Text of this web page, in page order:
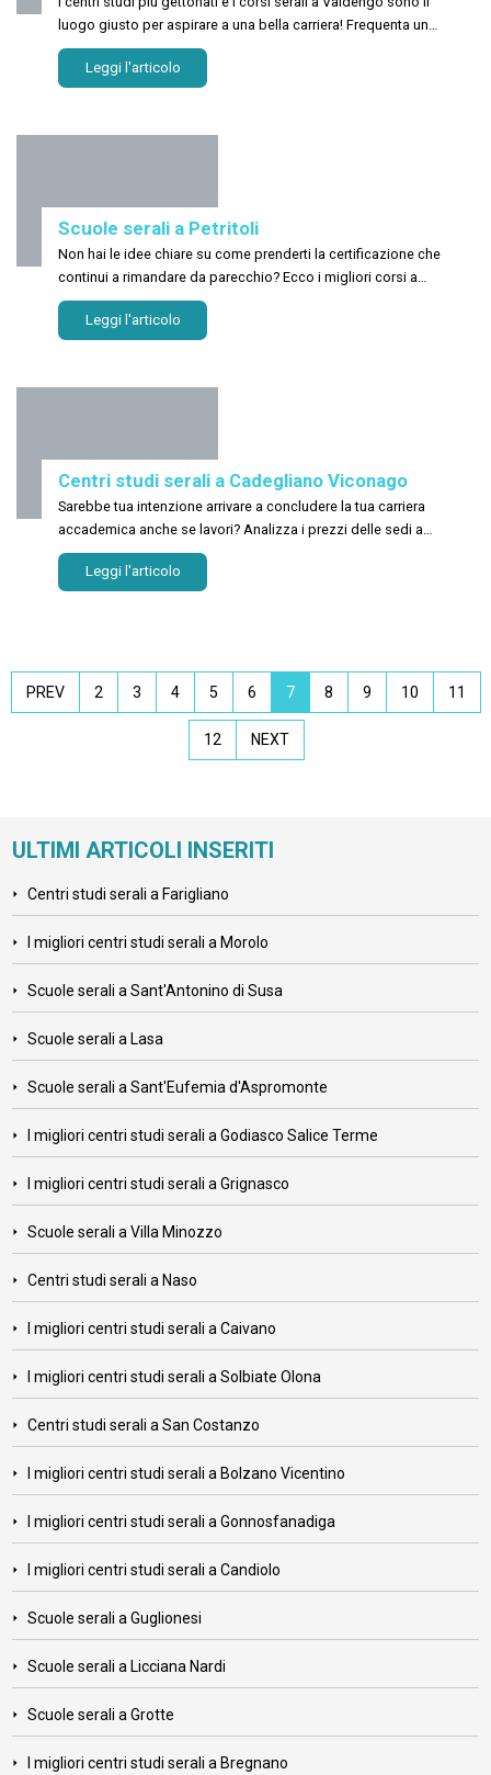
luogo giusto per aspirare a una bella carriera! Frequenta un
nuovo corso!
Leggi l'articolo
Scuole serali a Petritoli
Non hai le idee chiare su come prenderti la certificazione che
continui a rimandare da parecchio? Ecco i migliori corsi a
Petritoli
Leggi l'articolo
Centri studi serali a Cadegliano Viconago
Sarebbe tua intenzione arrivare a concludere la tua carriera
accademica anche se lavori? Analizza i prezzi delle sedi a
Cadegliano Viconago!
Leggi l'articolo
PREV 2 3 4 5 6 7 8 9 10 11
12 NEXT
ULTIMI ARTICOLI INSERITI
Centri studi serali a Farigliano
I migliori centri studi serali a Morolo
Scuole serali a Sant'Antonino di Susa
Scuole serali a Lasa
Scuole serali a Sant'Eufemia d'Aspromonte
I migliori centri studi serali a Godiasco Salice Terme
I migliori centri studi serali a Grignasco
Scuole serali a Villa Minozzo
Centri studi serali a Naso
I migliori centri studi serali a Caivano
I migliori centri studi serali a Solbiate Olona
Centri studi serali a San Costanzo
I migliori centri studi serali a Bolzano Vicentino
I migliori centri studi serali a Gonnosfanadiga
I migliori centri studi serali a Candiolo
Scuole serali a Guglionesi
Scuole serali a Licciana Nardi
Scuole serali a Grotte
I migliori centri studi serali a Bregnano